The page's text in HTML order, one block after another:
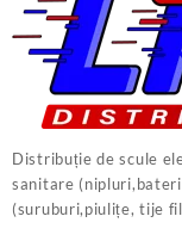
Distribuție de scule
sanitare
(suruburi,piulițe, tije